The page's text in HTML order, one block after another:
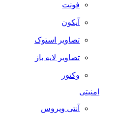
فونت
آیکون
تصاویر استوک
تصاویر لایه باز
وکتور
امنیتی
آنتی ویروس